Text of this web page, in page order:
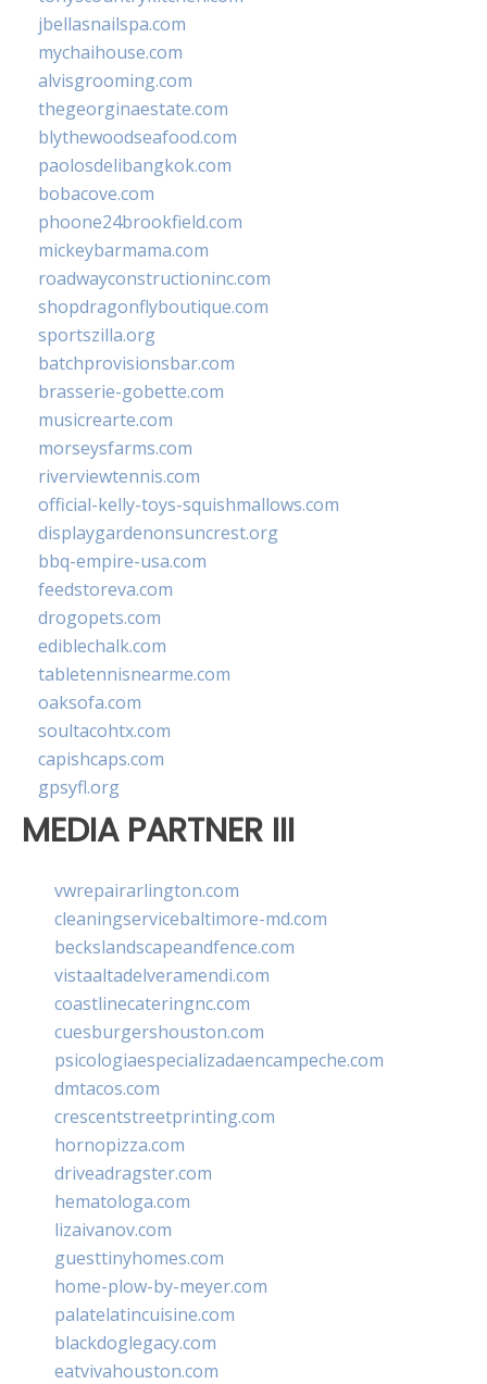
jbellasnailspa.com
mychaihouse.com
alvisgrooming.com
thegeorginaestate.com
blythewoodseafood.com
paolosdelibangkok.com
bobacove.com
phoone24brookfield.com
mickeybarmama.com
roadwayconstructioninc.com
shopdragonflyboutique.com
sportszilla.org
batchprovisionsbar.com
brasserie-gobette.com
musicrearte.com
morseysfarms.com
riverviewtennis.com
official-kelly-toys-squishmallows.com
displaygardenonsuncrest.org
bbq-empire-usa.com
feedstoreva.com
drogopets.com
ediblechalk.com
tabletennisnearme.com
oaksofa.com
soultacohtx.com
capishcaps.com
gpsyfl.org
MEDIA PARTNER III
vwrepairarlington.com
cleaningservicebaltimore-md.com
beckslandscapeandfence.com
vistaaltadelveramendi.com
coastlinecateringnc.com
cuesburgershouston.com
psicologiaespecializadaencampeche.com
dmtacos.com
crescentstreetprinting.com
hornopizza.com
driveadragster.com
hematologa.com
lizaivanov.com
guesttinyhomes.com
home-plow-by-meyer.com
palatelatincuisine.com
blackdoglegacy.com
eatvivahouston.com